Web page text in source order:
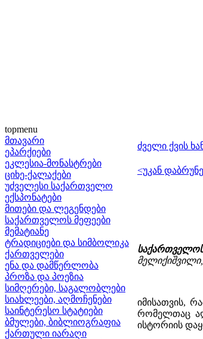
topmenu
მთავარი
ეპარქიები
ეკლესია-მონასტრები
ციხე-ქალაქები
უძველესი საქართველო
ექსპონატები
მითები და ლეგენდები
საქართველოს მეფეები
მემატიანე
ტრადიციები და სიმბოლიკა
ქართველები
ენა და დამწერლობა
პროზა და პოეზია
სიმღერები, საგალობლები
სიახლეები, აღმოჩენები
საინტერესო სტატიები
ბმულები, ბიბლიოგრაფია
ქართული იარაღი
ძველი ქვის
<უკან
იმისათვის,
რომელთაც
ისტორიის